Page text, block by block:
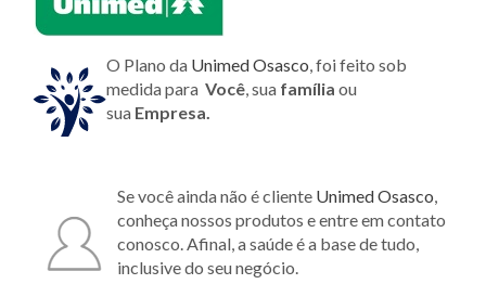
O Plano da Unimed Osasco, foi feito sob
medida para Você, sua família ou
sua Empresa.
Se você ainda não é cliente Unimed Osasco,
conheça nossos produtos e entre em contato
conosco. Afinal, a saúde é a base de tudo,
inclusive do seu negócio.